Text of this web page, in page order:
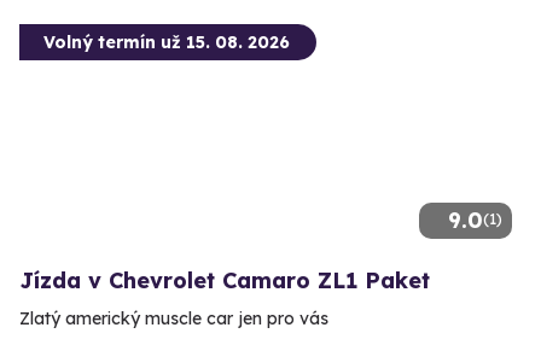
9.0(1)
Volný termín už 15. 08. 2026
Jízda v Chevrolet Camaro ZL1 Paket
Zlatý americký muscle car jen pro vás